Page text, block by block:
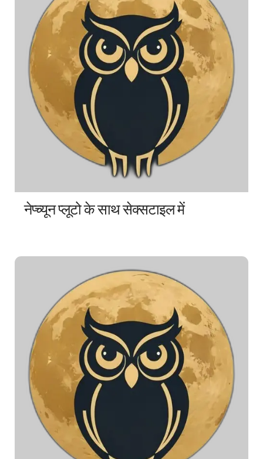
नेप्च्यून प्लूटो के साथ सेक्सटाइल में